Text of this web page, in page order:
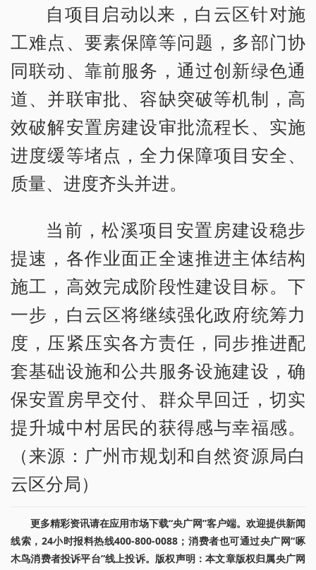
自项目启动以来，白云区针对施
工难点、要素保障等问题，多部门协
同联动、靠前服务，通过创新绿色通
道、并联审批、容缺突破等机制，高
效破解安置房建设审批流程长、实施
进度缓等堵点，全力保障项目安全、
质量、进度齐头并进。
当前，松溪项目安置房建设稳步
提速，各作业面正全速推进主体结构
施工，高效完成阶段性建设目标。下
一步，白云区将继续强化政府统筹力
度，压紧压实各方责任，同步推进配
套基础设施和公共服务设施建设，确
保安置房早交付、群众早回迁，切实
提升城中村居民的获得感与幸福感。
（来源：广州市规划和自然资源局白
云区分局）
更多精彩资讯请在应用市场下载“央广网”客户端。欢迎提供新闻
线索，24小时报料热线400-800-0088；消费者也可通过央广网“啄
木鸟消费者投诉平台”线上投诉。版权声明：本文章版权归属央广网